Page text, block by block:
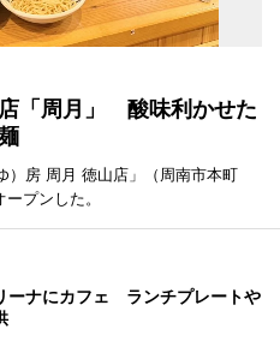
「周月」 酸味利かせた
）房 周月 徳山店」（周南市本町
プンした。
ーナにカフェ ランチプレートや